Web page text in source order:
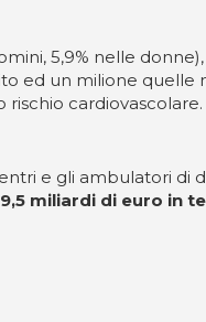
5,9% nelle
ed un milione quelle
cardiovascolare.
e gli ambulatori di
miliardi di euro in